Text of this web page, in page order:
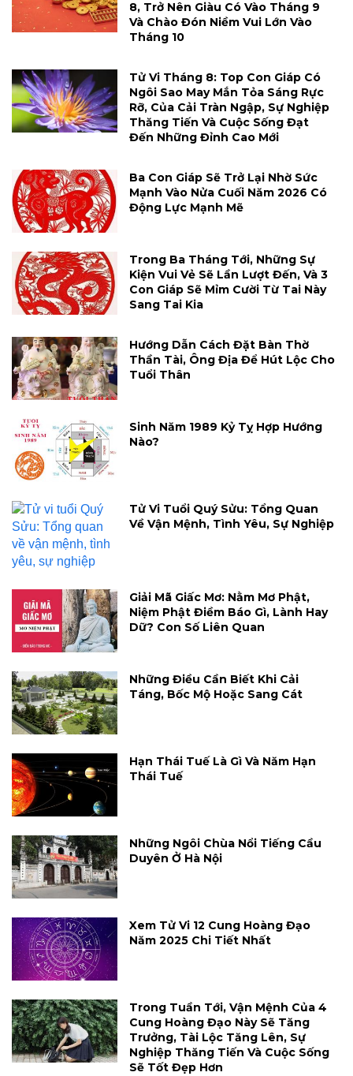
8, Trở Nên Giàu Có Vào Tháng 9
Và Chào Đón Niềm Vui Lớn Vào
Tháng 10
Tử Vi Tháng 8: Top Con Giáp Có
Ngôi Sao May Mắn Tỏa Sáng Rực
Rỡ, Của Cải Tràn Ngập, Sự Nghiệp
Thăng Tiến Và Cuộc Sống Đạt
Đến Những Đỉnh Cao Mới
Ba Con Giáp Sẽ Trở Lại Nhờ Sức
Mạnh Vào Nửa Cuối Năm 2026 Có
Động Lực Mạnh Mẽ
Trong Ba Tháng Tới, Những Sự
Kiện Vui Vẻ Sẽ Lần Lượt Đến, Và 3
Con Giáp Sẽ Mỉm Cười Từ Tai Này
Sang Tai Kia
Hướng Dẫn Cách Đặt Bàn Thờ
Thần Tài, Ông Địa Để Hút Lộc Cho
Tuổi Thân
Sinh Năm 1989 Kỷ Tỵ Hợp Hướng
Nào?
Tử Vi Tuổi Quý Sửu: Tổng Quan
Về Vận Mệnh, Tình Yêu, Sự Nghiệp
Giải Mã Giấc Mơ: Nằm Mơ Phật,
Niệm Phật Điềm Báo Gì, Lành Hay
Dữ? Con Số Liên Quan
Những Điều Cần Biết Khi Cải
Táng, Bốc Mộ Hoặc Sang Cát
Hạn Thái Tuế Là Gì Và Năm Hạn
Thái Tuế
Những Ngôi Chùa Nổi Tiếng Cầu
Duyên Ở Hà Nội
Xem Tử Vi 12 Cung Hoàng Đạo
Năm 2025 Chi Tiết Nhất
Trong Tuần Tới, Vận Mệnh Của 4
Cung Hoàng Đạo Này Sẽ Tăng
Trưởng, Tài Lộc Tăng Lên, Sự
Nghiệp Thăng Tiến Và Cuộc Sống
Sẽ Tốt Đẹp Hơn